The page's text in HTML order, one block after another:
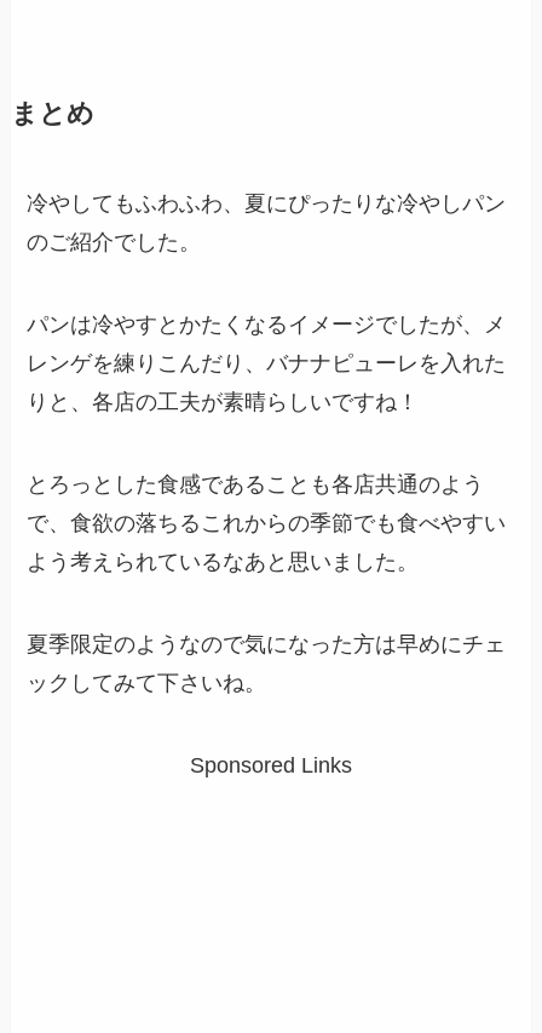
まとめ
冷やしてもふわふわ、夏にぴったりな冷やしパン
のご紹介でした。
パンは冷やすとかたくなるイメージでしたが、メ
レンゲを練りこんだり、バナナピューレを入れた
りと、各店の工夫が素晴らしいですね！
とろっとした食感であることも各店共通のよう
で、食欲の落ちるこれからの季節でも食べやすい
よう考えられているなあと思いました。
夏季限定のようなので気になった方は早めにチェ
ックしてみて下さいね。
Sponsored Links